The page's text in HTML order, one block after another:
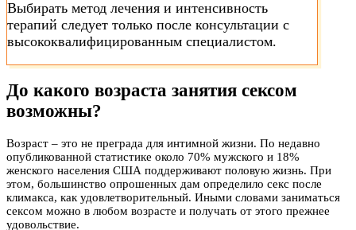
Выбирать метод лечения и интенсивность
терапий следует только после консультации с
высококвалифицированным специалистом.
До какого возраста занятия сексом
возможны?
Возраст – это не преграда для интимной жизни. По недавно
опубликованной статистике около 70% мужского и 18%
женского населения США поддерживают половую жизнь. При
этом, большинство опрошенных дам определило секс после
климакса, как удовлетворительный. Иными словами заниматься
сексом можно в любом возрасте и получать от этого прежнее
удовольствие.